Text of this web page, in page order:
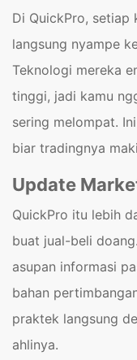
Di QuickPro, setiap
langsung nyampe
Teknologi mereka
tinggi, jadi kamu
sering melompat.
biar tradingnya
Update
QuickPro itu lebih
buat jual-beli
asupan informasi
bahan
praktek langsung
ahlinya.